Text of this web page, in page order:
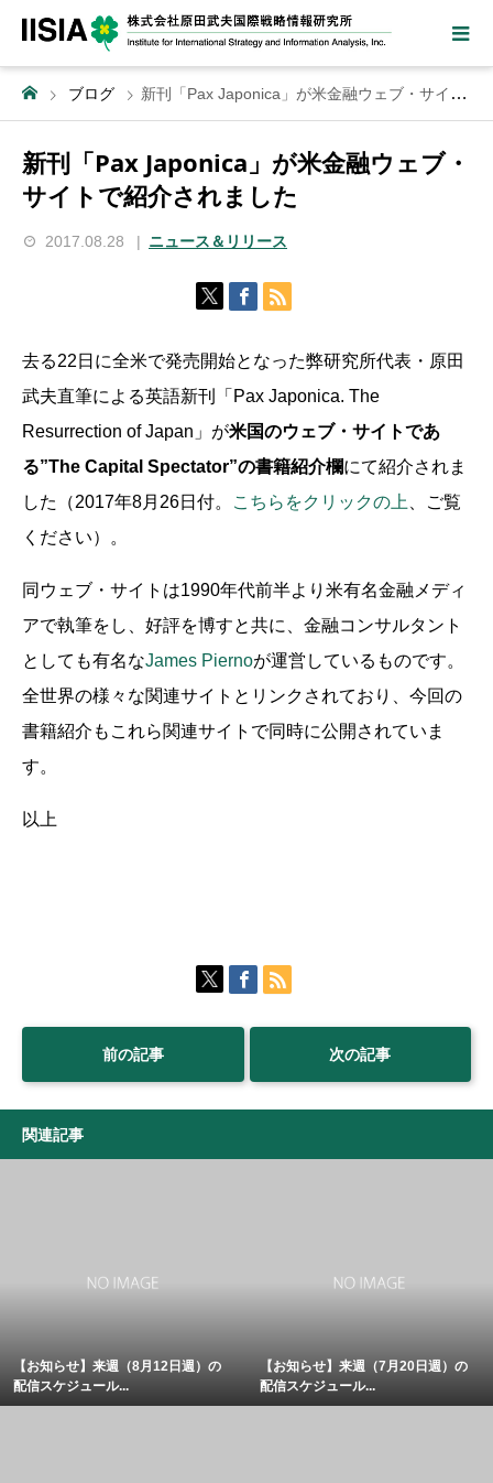
ブログ 新刊「Pax Japonica」が米金融ウェブ・サイトで紹介されました
新刊「Pax Japonica」が米金融ウェブ・
サイトで紹介されました
2017.08.28 ニュース＆リリース
去る22日に全米で発売開始となった弊研究所代表・原田
武夫直筆による英語新刊「Pax Japonica. The
Resurrection of Japan」が米国のウェブ・サイトであ
る”The Capital Spectator”の書籍紹介欄にて紹介されま
した（2017年8月26日付。
こちらをクリックの上
、ご覧
ください）。
同ウェブ・サイトは1990年代前半より米有名金融メディ
アで執筆をし、好評を博すと共に、金融コンサルタント
としても有名なJames Piernoが運営しているものです。
全世界の様々な関連サイトとリンクされており、今回の
書籍紹介もこれら関連サイトで同時に公開されていま
す。
以上
前の記事 次の記事
関連記事
【お知らせ】来週（8月12日週）の
配信スケジュール...
【お知らせ】来週（7月20日週）の
配信スケジュール...